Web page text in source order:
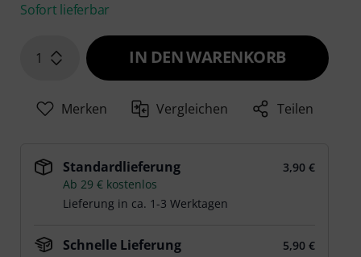
Sofort lieferbar
1 IN DEN WARENKORB
Merken Vergleichen Teilen
Standardlieferung
3,90 €
Ab 29 € kostenlos
Lieferung in ca. 1-3 Werktagen
Schnelle Lieferung
5,90 €